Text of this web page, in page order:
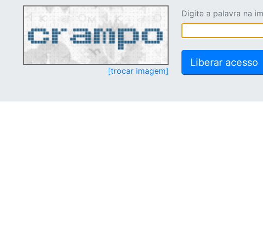
[trocar imagem]
Digite a palavra na